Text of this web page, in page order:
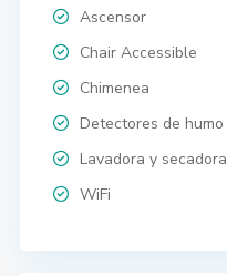
Ascensor
Chair Accessible
Chimenea
Detectores de humo
Lavadora y secadora
WiFi